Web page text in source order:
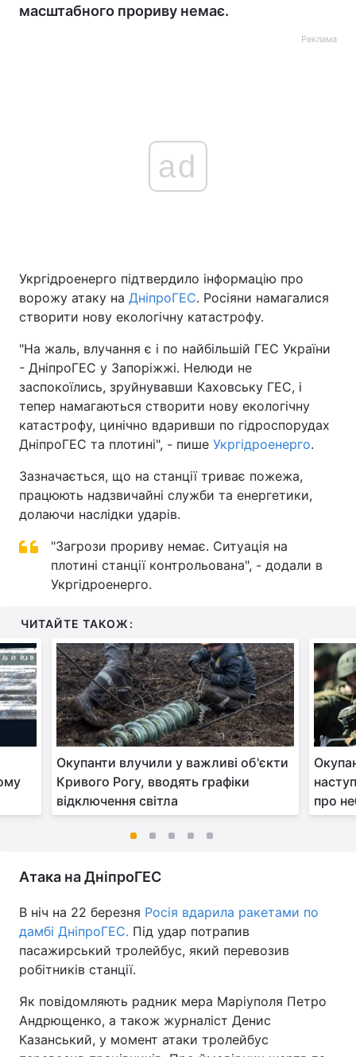
масштабного прориву немає.
Реклама
ad
Укргідроенерго підтвердило інформацію про
ворожу атаку на ДніпроГЕС. Росіяни намагалися
створити нову екологічну катастрофу.
"На жаль, влучання є і по найбільшій ГЕС України
- ДніпроГЕС у Запоріжжі. Нелюди не
заспокоїлись, зруйнувавши Каховську ГЕС, і
тепер намагаються створити нову екологічну
катастрофу, цинічно вдаривши по гідроспорудах
ДніпроГЕС та плотині", - пише Укргідроенерго.
Зазначається, що на станції триває пожежа,
працюють надзвичайні служби та енергетики,
долаючи наслідки ударів.
"Загрози прориву немає. Ситуація на
плотині станції контрольована", - додали в
Укргідроенерго.
ЧИТАЙТЕ ТАКОЖ:
Окупанти влучили у важливі об'єкти
Кривого Рогу, вводять графіки
відключення світла
про
Атака на ДніпроГЕС
В ніч на 22 березня Росія вдарила ракетами по
дамбі ДніпроГЕС. Під удар потрапив
пасажирський тролейбус, який перевозив
робітників станції.
Як повідомляють радник мера Маріуполя Петро
Андрющенко, а також журналіст Денис
Казанський, у момент атаки тролейбус